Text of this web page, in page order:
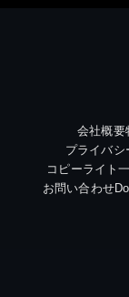
会社概要
プライバシ
コピーライト
お問い合わせ